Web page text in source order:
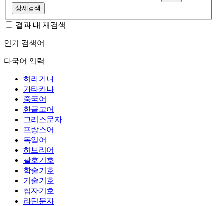
상세검색
결과 내 재검색
인기 검색어
다국어 입력
히라가나
가타카나
중국어
한글고어
그리스문자
프랑스어
독일어
히브리어
괄호기호
학술기호
기술기호
첨자기호
라틴문자